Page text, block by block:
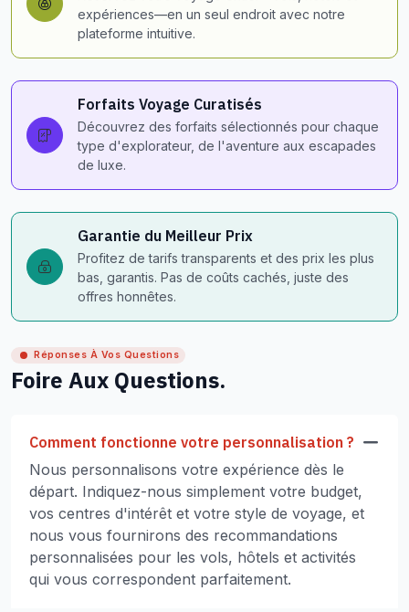
expériences—en un seul endroit avec notre
plateforme intuitive.
Forfaits Voyage Curatisés
Découvrez des forfaits sélectionnés pour chaque
type d'explorateur, de l'aventure aux escapades
de luxe.
Garantie du Meilleur Prix
Profitez de tarifs transparents et des prix les plus
bas, garantis. Pas de coûts cachés, juste des
offres honnêtes.
Réponses À Vos Questions
Foire Aux Questions.
Comment fonctionne votre personnalisation ?
Nous personnalisons votre expérience dès le
départ. Indiquez-nous simplement votre budget,
vos centres d'intérêt et votre style de voyage, et
nous vous fournirons des recommandations
personnalisées pour les vols, hôtels et activités
qui vous correspondent parfaitement.